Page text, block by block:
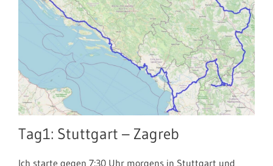
Tag1: Stuttgart – Zagreb
Ich starte gegen 7:30 Uhr morgens in Stuttgart und